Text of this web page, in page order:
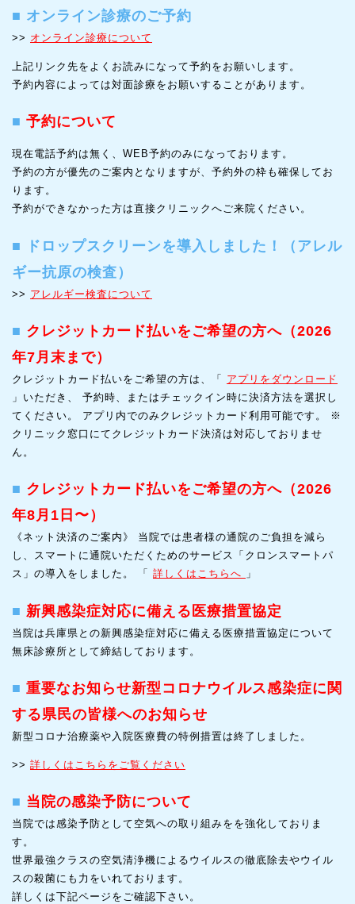
■ オンライン診療のご予約
>> オンライン診療について
上記リンク先をよくお読みになって予約をお願いします。
予約内容によっては対面診療をお願いすることがあります。
■ 予約について
現在電話予約は無く、WEB予約のみになっております。
予約の方が優先のご案内となりますが、予約外の枠も確保してお
ります。
予約ができなかった方は直接クリニックへご来院ください。
■
ドロップスクリーンを導入しました！（アレル
ギー抗原の検査）
>> アレルギー検査について
■ クレジットカード払いをご希望の方へ（2026
年7月末まで）
クレジットカード払いをご希望の方は、「 アプリをダウンロード
」いただき、 予約時、またはチェックイン時に決済方法を選択し
てください。 アプリ内でのみクレジットカード利用可能です。 ※
クリニック窓口にてクレジットカード決済は対応しておりませ
ん。
■ クレジットカード払いをご希望の方へ（2026
年8月1日〜）
《ネット決済のご案内》 当院では患者様の通院のご負担を減ら
し、スマートに通院いただくためのサービス「クロンスマートパ
ス」の導入をしました。 「 詳しくはこちらへ 」
■ 新興感染症対応に備える医療措置協定
当院は兵庫県との新興感染症対応に備える医療措置協定について
無床診療所として締結しております。
■ 重要なお知らせ新型コロナウイルス感染症に関
する県民の皆様へのお知らせ
新型コロナ治療薬や入院医療費の特例措置は終了しました。
>> 詳しくはこちらをご覧ください
■ 当院の感染予防について
当院では感染予防として空気への取り組みをを強化しておりま
す。
世界最強クラスの空気清浄機によるウイルスの徹底除去やウイル
スの殺菌にも力をいれております。
詳しくは下記ページをご確認下さい。